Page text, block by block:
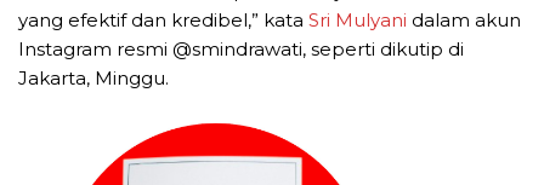
yang efektif dan kredibel,” kata Sri Mulyani dalam akun
Instagram resmi @smindrawati, seperti dikutip di
Jakarta, Minggu.